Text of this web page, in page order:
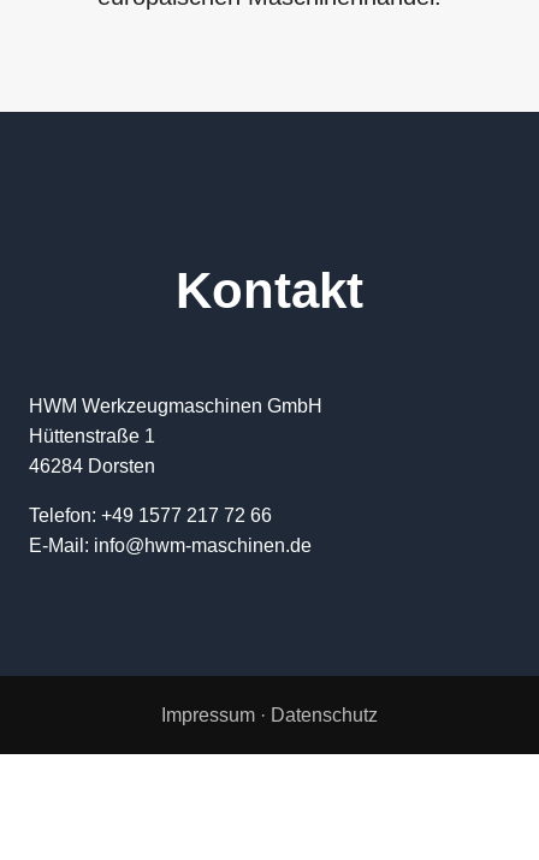
Kontakt
HWM Werkzeugmaschinen GmbH
Hüttenstraße 1
46284 Dorsten
Telefon: +49 1577 217 72 66
E-Mail: info@hwm-maschinen.de
Impressum · Datenschutz